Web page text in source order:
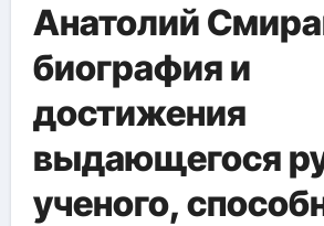
Анатолий
биография и
достижения
выдающегося
ученого,